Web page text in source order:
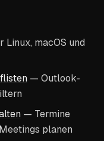
Linux, macOS und
— Outlook-
— Termine
planen